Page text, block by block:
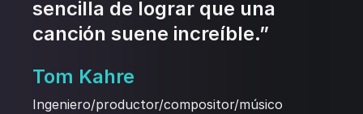
sencilla de lograr que una
canción suene increíble.”
Tom Kahre
Ingeniero/productor/compositor/músico